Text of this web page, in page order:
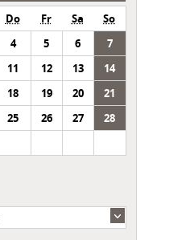
Do Fr Sa
So
4 5 6
7
11 12 13
14
18 19 20
21
25 26 27
28